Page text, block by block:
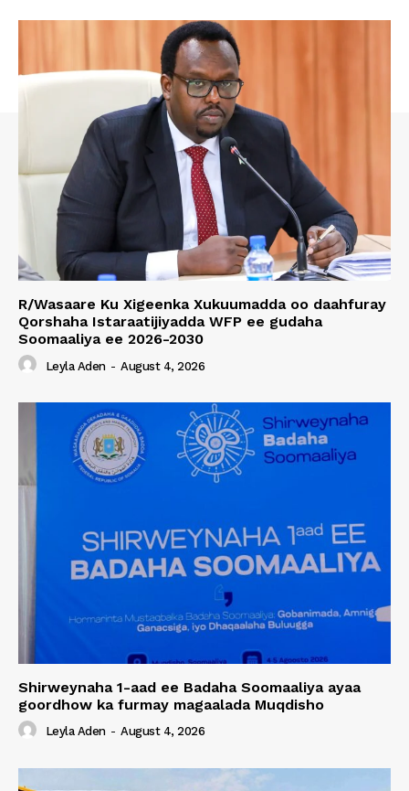
R/Wasaare Ku Xigeenka Xukuumadda oo daahfuray
Qorshaha Istaraatijiyadda WFP ee gudaha
Soomaaliya ee 2026-2030
Leyla Aden - August 4, 2026
Shirweynaha 1-aad ee Badaha Soomaaliya ayaa
goordhow ka furmay magaalada Muqdisho
Leyla Aden - August 4, 2026